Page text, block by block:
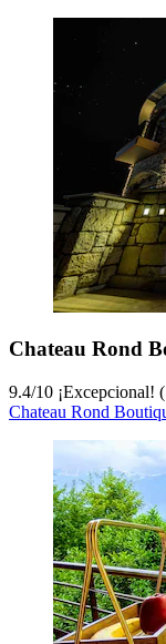
Chateau Rond
9.4/10 ¡Excepcional!
Chateau Rond